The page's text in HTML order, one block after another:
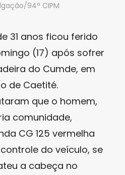
94ª CIPM
31 anos ficou ferido
(17) após sofrer
do Cumde, em
de Caetité.
que o homem,
comunidade,
CG 125 vermelha
do veículo, se
a cabeça no